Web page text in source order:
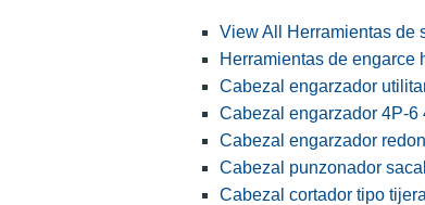
View All Herramientas de
Herramientas de engarce
Cabezal engarzador
Cabezal engarzador 4P-
Cabezal engarzador
Cabezal punzonador
Cabezal cortador tipo